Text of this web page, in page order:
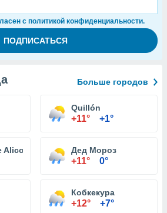
с политикой конфиденциальности.
Больше городов
Quillón
+11° +1°
Alico Дед Мороз
+11° 0°
Кобкекура
+12° +7°